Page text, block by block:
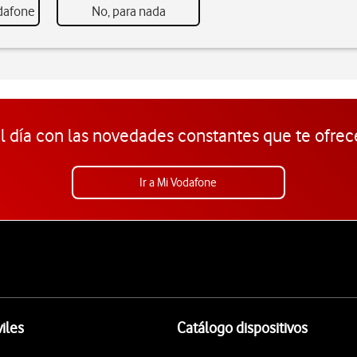
No, para nada
día con las novedades constantes que te
Ir a Mi Vodafone
Catálogo dispositivos